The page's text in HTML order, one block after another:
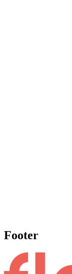
Footer